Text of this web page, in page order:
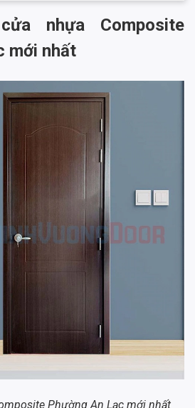
nhựa Composite
mới nhất
Phường An Lạc mới nhất